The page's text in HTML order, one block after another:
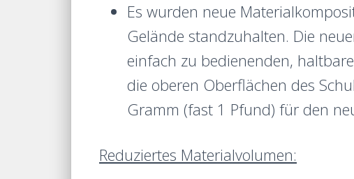
Es wurden neue
Gelände standzuhalten. Die
einfach zu bedienenden,
die oberen Oberflächen des
Gramm (fast 1 Pfund) für den
Reduziertes Materialvolumen: